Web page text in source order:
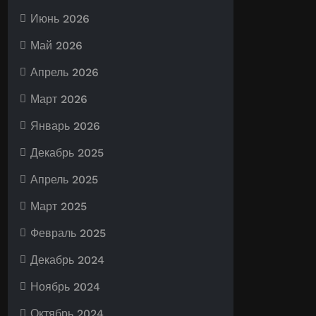
Июнь 2026
Май 2026
Апрель 2026
Март 2026
Январь 2026
Декабрь 2025
Апрель 2025
Март 2025
Февраль 2025
Декабрь 2024
Ноябрь 2024